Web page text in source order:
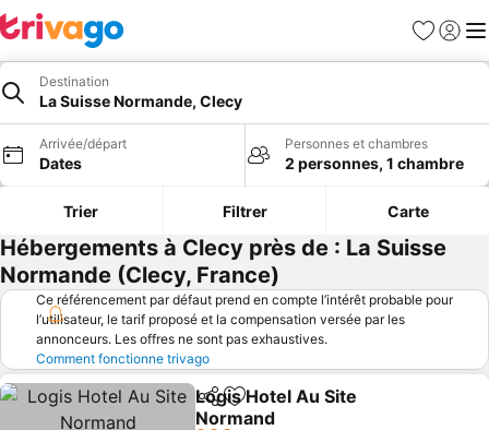
Favoris
Se
Destination
La Suisse Normande, Clecy
Arrivée/départ
Dates
Personnes et chambres
2 personnes, 1 chambre
Trier Filtrer Carte
Hébergements à Clecy près de : La Suisse
Normande (Clecy, France)
Ce référencement par défaut prend en compte l’intérêt probable pour
l’utilisateur, le tarif proposé et la compensation versée par les
annonceurs. Les offres ne sont pas exhaustives.
Comment fonctionne trivago
PartagerAjouter à mes favoris
Logis Hotel Au Site
Normand